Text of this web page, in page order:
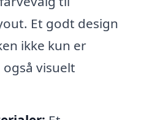
Et godt design
ikke kun er
visuelt